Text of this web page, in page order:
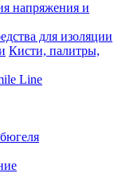
напряжения и
для изоляции
Кисти, палитры,
Line